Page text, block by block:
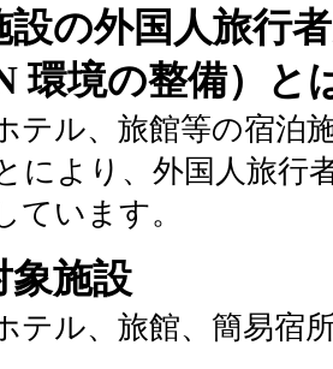
設の外国人旅行
環境の整備）と
テル、旅館等の宿泊
により、外国人旅行
ています。
象施設
テル、旅館、簡易宿